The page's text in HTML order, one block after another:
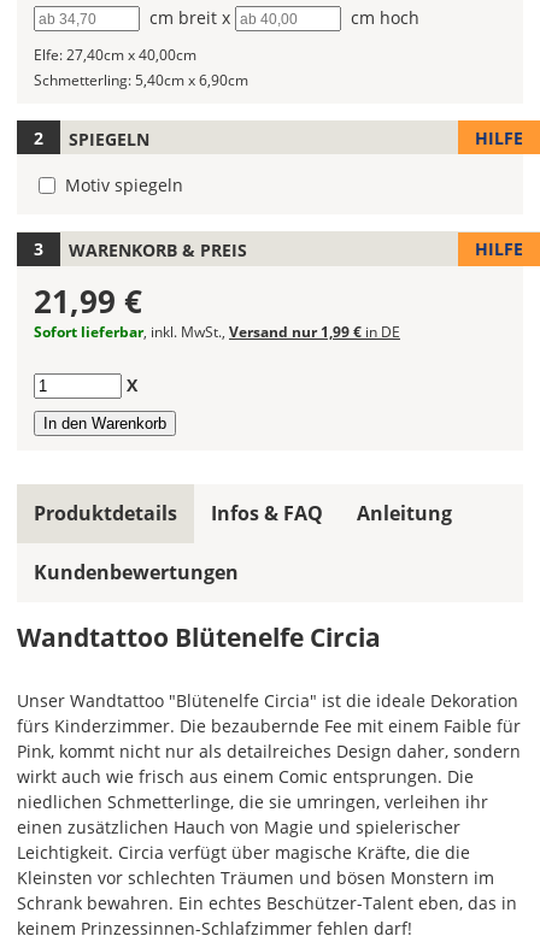
Du
die
Größe
Wandtattoos
festlegen.
Die
voreingestellte
Größe
zeigt
die
Mindestgröße.
Soll
das
gespiegelt
werden?
Soll
das
Wandtattoo
gespiegelt
werden?
Bild
Breite cm breit x Höhe cm hoch
Elfe:27,40cm x 40,00cm
Schmetterling:5,40cm x 6,90cm
SPIEGELN HILFE
Motiv spiegeln
WARENKORB & PREIS HILFE
21,99 €
Sofort lieferbar, inkl. MwSt., Versand nur 1,99 € in DE
Anzahl X
Produktdetails
Wandtattoo Blütenelfe Circia
Unser Wandtattoo "Blütenelfe Circia" ist die ideale Dekoration
fürs Kinderzimmer. Die bezaubernde Fee mit einem Faible für
Pink, kommt nicht nur als detailreiches Design daher, sondern
wirkt auch wie frisch aus einem Comic entsprungen. Die
niedlichen Schmetterlinge, die sie umringen, verleihen ihr
einen zusätzlichen Hauch von Magie und spielerischer
Leichtigkeit. Circia verfügt über magische Kräfte, die die
Kleinsten vor schlechten Träumen und bösen Monstern im
Schrank bewahren. Ein echtes Beschützer-Talent eben, das in
keinem Prinzessinnen-Schlafzimmer fehlen darf!
Infos & FAQ Anleitung
Kundenbewertungen